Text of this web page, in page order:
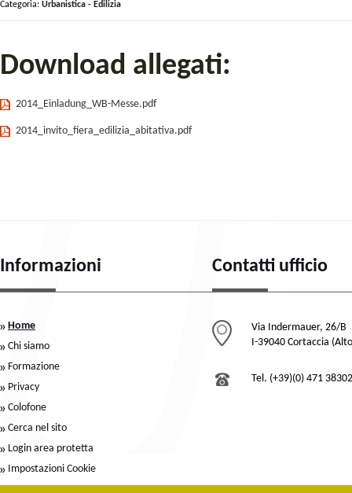
Categoria: Urbanistica - Edilizia
Download allegati:
2014_Einladung_WB-Messe.pdf
2014_invito_fiera_edilizia_abitativa.pdf
Informazioni
Home
Chi siamo
Formazione
Privacy
Colofone
Cerca nel sito
Login area protetta
Impostazioni Cookie
Contatti ufficio
Via Indermauer, 26/B
I-39040 Cortaccia
Tel. (+39)(0) 471